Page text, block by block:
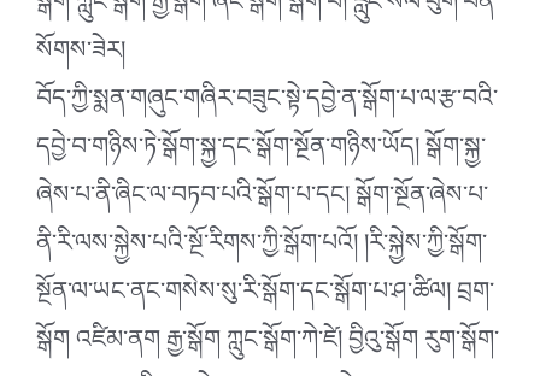
སོགས་ཟེར།
བོད་ཀྱི་སྨན་གཞུང་གཞིར་བཟུང་སྟེ་དབྱེ་ན་སྒོག་པ་ལ་རྩ་བའི་
དབྱེ་བ་གཉིས་ཏེ་སྒོག་སྐྱ་དང་སྒོག་སྔོན་གཉིས་ཡོད། སྒོག་སྐྱ་
ཞེས་པ་ནི་ཞིང་ལ་བཏབ་པའི་སྒོག་པ་དང། སྒོག་སྔོན་ཞེས་པ་
ནི་རི་ལས་སྐྱེས་པའི་སྔོ་རིགས་ཀྱི་སྒོག་པའོ། །རི་སྐྱེས་ཀྱི་སྒོག་
སྔོན་ལ་ཡང་ནང་གསེས་སུ་རི་སྒོག་དང་སྒོག་པ་ཤ་ཚིལ། བྲག་
སྒོག འཛིམ་ནག རྒྱ་སྒོག ཀླུང་སྒོག་ཀེ་ཛེ། བྱིའུ་སྒོག རུག་སྒོག་